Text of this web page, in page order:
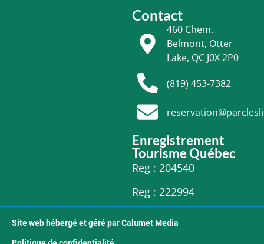
Contact
460 Chem.
Belmont, Otter
Lake, QC J0X 2P0
(819) 453-7382
Enregistrement
Tourisme Québec
Reg : 204540
Reg : 222994
Site web hébergé et géré par Calumet Media